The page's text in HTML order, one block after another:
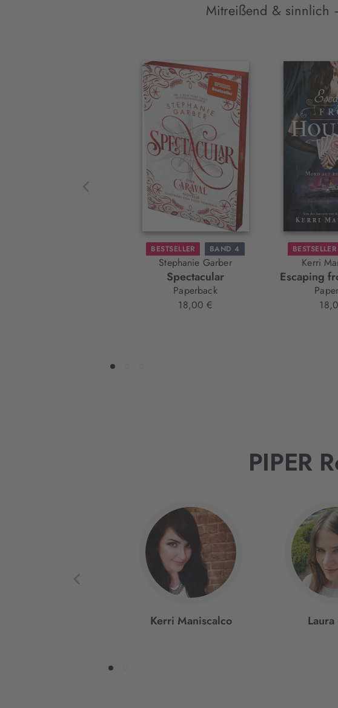
Mitreißend & sinnlich
Interaktives
BESTSELLER BAND 4
Stephanie Garber
Spectacular
Paperback
18,00 €
BESTSELLER
Kerri
Escaping
PIPER
Interaktives
Element
Kerri Maniscalco Laura